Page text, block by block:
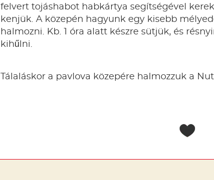
felvert tojáshabot habkártya segítségével
kenjük. A közepén hagyunk egy kisebb
halmozni. Kb. 1 óra alatt készre sütjük, és
kihűlni.
Tálaláskor a pavlova közepére halmozzuk a